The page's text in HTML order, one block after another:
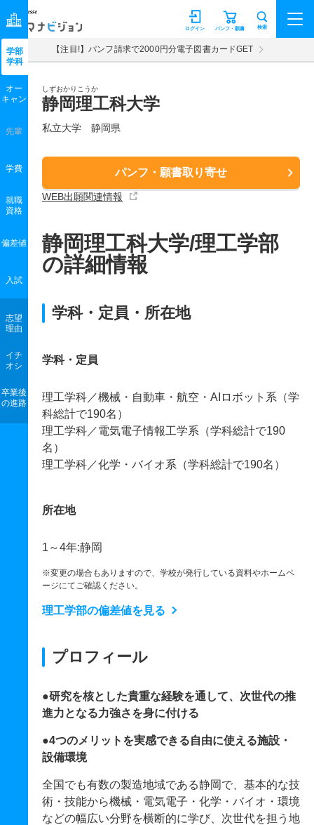
マナビジョン パンフ・願書
ログイン 検索
【注目!】パンフ請求で2000円分電子図書カードGET
しずおかりこうか
静岡理工科大学
私立大学 静岡県
パンフ・願書取り寄せ
WEB出願関連情報
学部
学科
オー
キャン
先輩
学費
就職
資格
偏差値
入試
志望
理由
イチ
オシ
卒業後
の進路
静岡理工科大学/理工学部
の詳細情報
学科・定員・所在地
学科・定員
理工学科／機械・自動車・航空・AIロボット系（学
科総計で190名）
理工学科／電気電子情報工学系（学科総計で190
名）
理工学科／化学・バイオ系（学科総計で190名）
所在地
1～4年:静岡
※変更の場合もありますので、学校が発行している資料やホームペ
ージにてご確認ください。
理工学部の偏差値を見る
プロフィール
●研究を核とした貴重な経験を通して、次世代の推
進力となる力強さを身に付ける
●4つのメリットを実感できる自由に使える施設・
設備環境
全国でも有数の製造地域である静岡で、基本的な技
術・技能から機械・電気電子・化学・バイオ・環境
などの幅広い分野を横断的に学び、次世代を担う地